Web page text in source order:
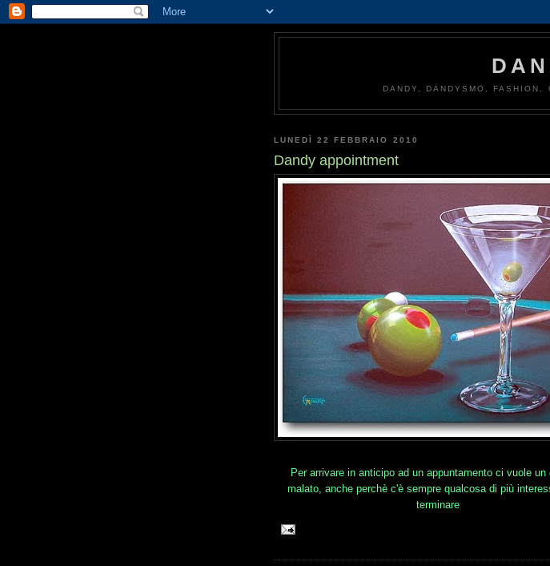
DANDY, DANDYSMO, FASHION,
LUNEDÌ 22 FEBBRAIO 2010
Dandy appointment
Per arrivare in anticipo ad un appuntamento ci vuole un
malato, anche perchè c'è sempre qualcosa di più
terminare